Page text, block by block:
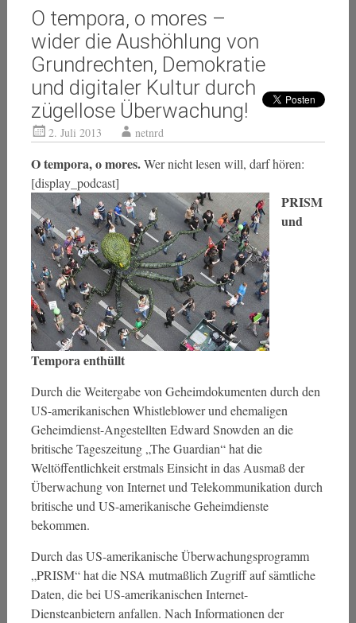
O tempora, o mores –
wider die Aushöhlung von
Grundrechten, Demokratie
und digitaler Kultur durch
zügellose Überwachung!
2. Juli 2013 netnrd
O tempora, o mores.Wer nicht lesen will, darf hören:
[display_podcast]
PRISM
und
Tempora enthüllt
Durch die Weitergabe von Geheimdokumenten durch den
US-amerikanischen Whistleblower und ehemaligen
Geheimdienst-Angestellten Edward Snowden an die
britische Tageszeitung „The Guardian“ hat die
Weltöffentlichkeit erstmals Einsicht in das Ausmaß der
Überwachung von Internet und Telekommunikation durch
britische und US-amerikanische Geheimdienste
bekommen.
Durch das US-amerikanische Überwachungsprogramm
„PRISM“ hat die NSA mutmaßlich Zugriff auf sämtliche
Daten, die bei US-amerikanischen Internet-
Diensteanbietern anfallen. Nach Informationen der